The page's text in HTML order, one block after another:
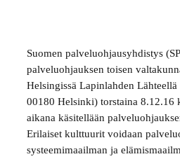
Suomen palveluohjausyhdistys
palveluohjauksen toisen
Helsingissä Lapinlahden
00180 Helsinki) torstaina 8.12.16
aikana käsitellään
Erilaiset kulttuurit voidaan
systeemimaailman ja